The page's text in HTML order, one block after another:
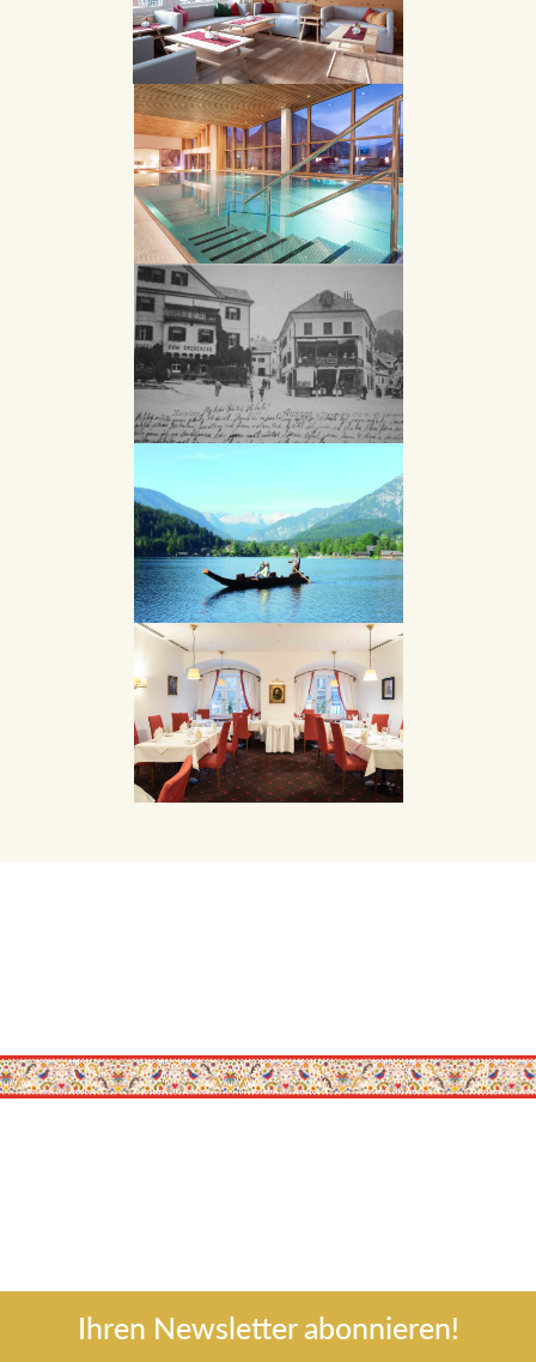
Ihren Newsletter abonnieren!